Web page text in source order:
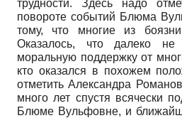
трудности. Здесь надо
повороте событий Блюма
тому, что многие из
Оказалось, что далеко
моральную поддержку от
кто оказался в похожем
отметить Александра
много лет спустя всячески
Блюме Вульфовне, и